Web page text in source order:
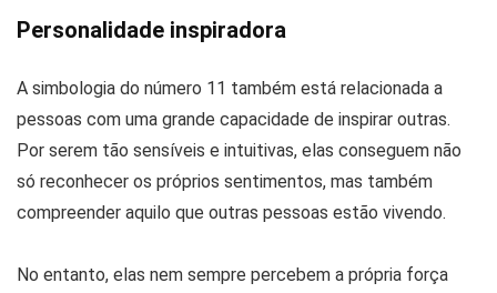
Personalidade inspiradora
A simbologia do número 11 também está relacionada a
pessoas com uma grande capacidade de inspirar outras.
Por serem tão sensíveis e intuitivas, elas conseguem não
só reconhecer os próprios sentimentos, mas também
compreender aquilo que outras pessoas estão vivendo.
No entanto, elas nem sempre percebem a própria força